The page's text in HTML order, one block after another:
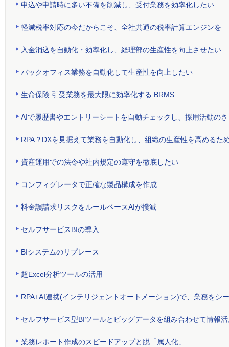
申込や申請時に多い不備を削減し、受付業務を効率化したい
軽減税率対応の今だからこそ、全社共通の税率計算エンジンを
入金消込を自動化・効率化し、経理部の生産性を向上させたい
バックオフィス業務を自動化して生産性を向上したい
生命保険 引受業務を最大限に効率化する BRMS
AIで履歴書やエントリーシートを自動チェックし、採用活動の
RPA？DXを見据えて業務を自動化し、組織の生産性を高めるた
資産運用での法令や社内規定の遵守を徹底したい
コンフィグレータで正確な製品構成を作成
料金誤請求リスクをルールベースAIが撲滅
セルフサービスBIの導入
BIシステムのリプレース
超Excel分析ツールの活用
RPA+AI連携(インテリジェントオートメーション)で、業務をシ
セルフサービス型BIツールとビッグデータを組み合わせて情報
業務レポート作成のスピードアップと脱「属人化」